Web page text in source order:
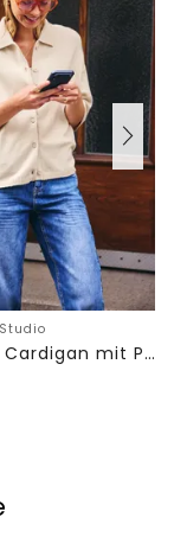
Kurzarm Cardigan mit Polokragen